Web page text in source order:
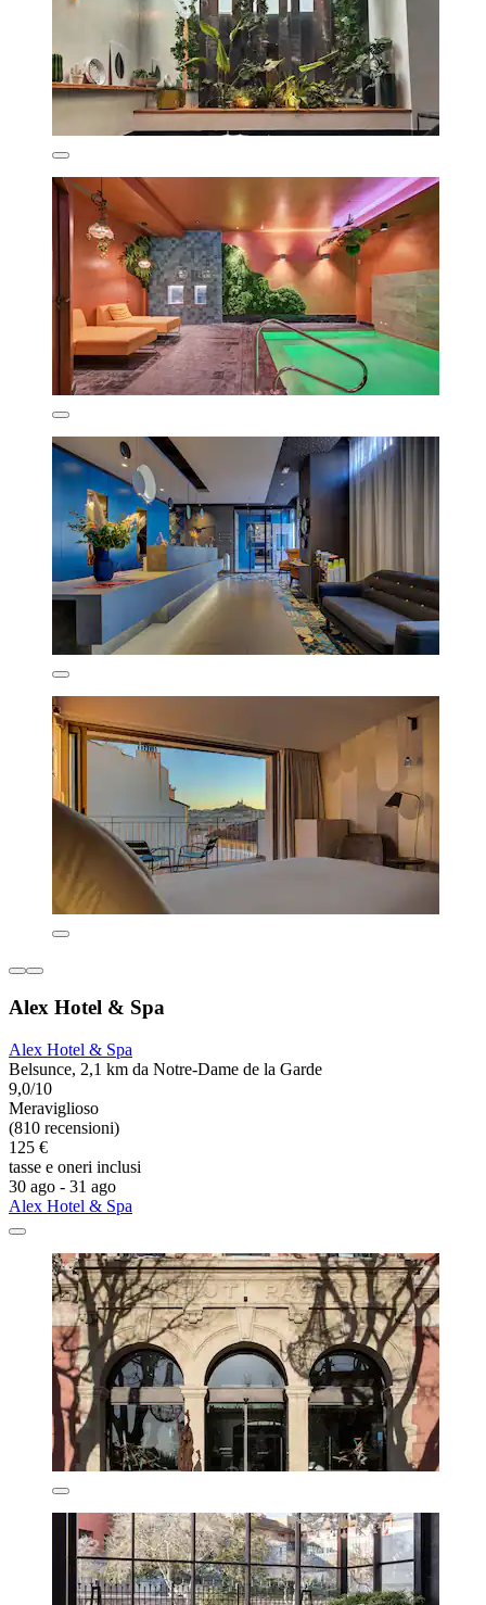
Alex Hotel & Spa
Alex Hotel & Spa
Belsunce, 2,1 km da Notre-Dame de la Garde
9,0/10
Meraviglioso
(810 recensioni)
125 €
tasse e oneri inclusi
30 ago - 31 ago
Alex Hotel & Spa